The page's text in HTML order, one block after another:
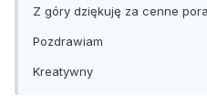
Z góry dziękuję za cenne
Pozdrawiam
Kreatywny